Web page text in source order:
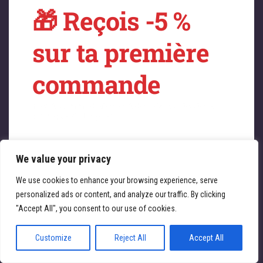
We value your privacy
We use cookies to enhance your browsing experience, serve
personalized ads or content, and analyze our traffic. By clicking
"Accept All", you consent to our use of cookies.
Customize Reject All Accept All
sur quelque chose
de fantastique –
revenez bientôt !
🎁 Reçois -5 %
sur ta première
commande
Saisissez votre adresse e-mail
JE REÇOIS MA RÉDUCTION